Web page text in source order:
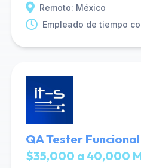
Remoto: México
Empleado de tiempo
QA Tester
$35,000 a 40,000